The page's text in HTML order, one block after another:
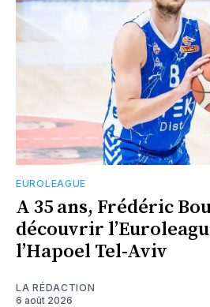
EUROLEAGUE
A 35 ans, Frédéric
découvrir
l’Hapoel Tel-Aviv
LA RÉDACTION
6 août 2026